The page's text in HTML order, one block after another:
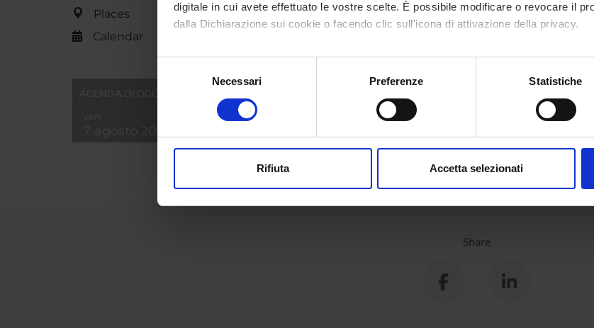
digitale in cui avete effettuato le vostre scelte. È possibile modificare o revocare il
dalla Dichiarazione sui cookie o facendo clic sull'icona di attivazione della privacy.
Con il tuo consenso, vorremmo anche:
raccogliere informazioni sulla tua posizione geografica, con
digitali).
modificare o ritirare il tuo consenso in qualsiasi momento dalla Dichiarazione sui
Necessari Preferenze Statistiche
Rifiuta Accetta selezionati
Places
Calendar
Share